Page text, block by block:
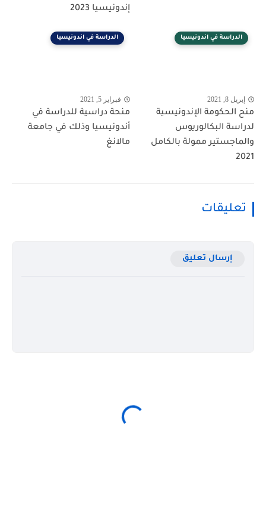
إندونيسيا 2023
الدراسة في اندونيسيا
إبريل 8, 2021
منح الحكومة الإندونيسية
لدراسة البكالوريوس
والماجستير ممولة بالكامل
2021
الدراسة في اندونيسيا
فبراير 5, 2021
منحة دراسية للدراسة في
أندونيسيا وذلك في جامعة
مالانغ
تعليقات
إرسال تعليق